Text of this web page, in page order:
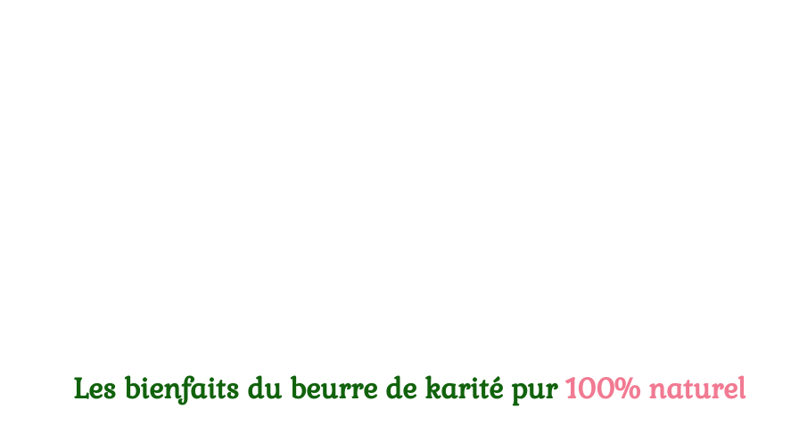
Les bienfaits du beurre de karité pur 100% naturel